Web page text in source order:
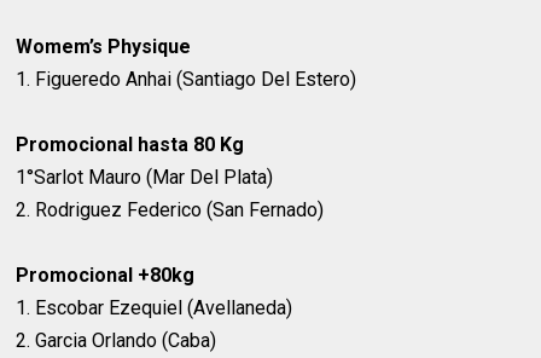
Womem’s Physique
1. Figueredo Anhai (Santiago Del Estero)
Promocional hasta 80 Kg
1°Sarlot Mauro (Mar Del Plata)
2. Rodriguez Federico (San Fernado)
Promocional +80kg
1. Escobar Ezequiel (Avellaneda)
2. Garcia Orlando (Caba)